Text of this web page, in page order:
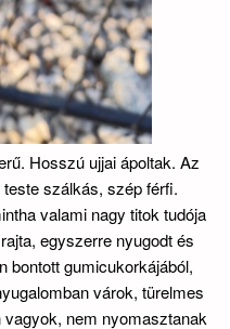
Hosszú ujjai ápoltak. Az
szálkás, szép férfi.
valami nagy titok tudója
egyszerre nyugodt és
bontott gumicukorkájából,
várok, türelmes
nem nyomasztanak